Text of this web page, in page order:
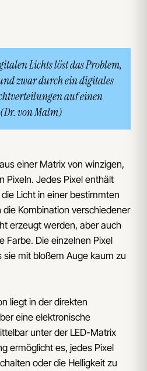
Lichts löst das Problem,
zwar durch ein digitales
auf einen
von Malm)
einer Matrix von winzigen,
Pixeln. Jedes Pixel enthält
Licht in einer bestimmten
Kombination verschiedener
erzeugt werden, aber auch
Farbe. Die einzelnen Pixel
sie mit bloßem Auge kaum zu
liegt in der direkten
eine elektronische
unter der LED-Matrix
ermöglicht es, jedes Pixel
oder die Helligkeit zu